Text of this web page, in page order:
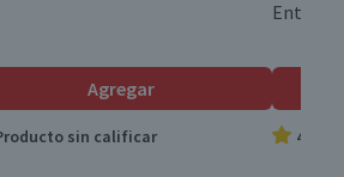
Agregar
sin calificar
Entera 1 L
4.9